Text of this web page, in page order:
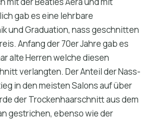
gab es eine lehrbare
und Graduation, nass geschnitten
Anfang der 70er Jahre gab es
alte Herren welche diesen
verlangten. Der Anteil der Nass-
in den meisten Salons auf über
der Trockenhaarschnitt aus dem
gestrichen, ebenso wie der